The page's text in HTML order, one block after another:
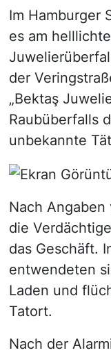
Im Hamburger
es am
der
„Bektaş
Raubüberfalls
unbekannte
Nach
die
das Geschäft.
entwendeten
Laden und
Tatort.
Nach der